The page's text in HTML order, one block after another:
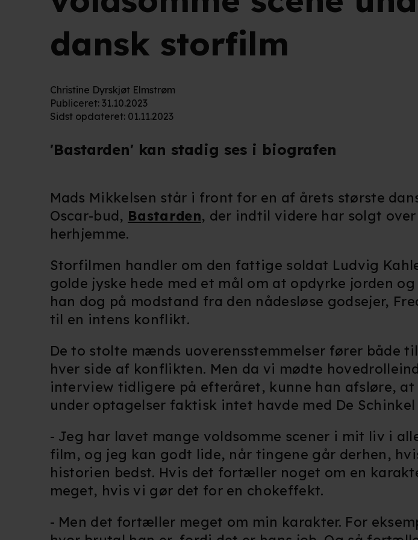
dansk storfilm
Christine Dyrskjøt Elmstrøm
Publiceret: 31.10.2023
Sidst opdateret: 01.11.2023
'Bastarden' kan stadig ses i biografen
Mads Mikkelsen står i front for en af årets største
Oscar-bud, Bastarden, der indtil videre har solgt
herhjemme.
Storfilmen handler om den fattige soldat Ludvig
golde jyske hede med et mål om at opdyrke jorden
han dog på modstand fra den nådesløse godsejer,
til en intens konflikt.
De to stolte mænds uoverensstemmelser fører både
hver side af konflikten. Men da vi mødte
interview tidligere på efteråret, kunne han afsløre, at
under optagelser faktisk intet havde med De
- Jeg har lavet mange voldsomme scener i mit liv i
film, og jeg kan godt lide, når tingene går derhen,
historien bedst. Hvis det fortæller noget om en
meget, hvis vi gør det for en chokeffekt.
- Men det fortæller meget om min karakter. For